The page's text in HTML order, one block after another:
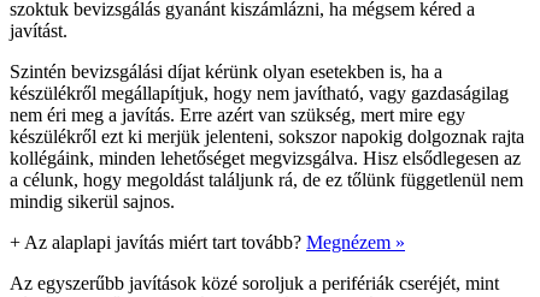
szoktuk bevizsgálás gyanánt kiszámlázni, ha mégsem kéred a
javítást.
Szintén bevizsgálási díjat kérünk olyan esetekben is, ha a
készülékről megállapítjuk, hogy nem javítható, vagy gazdaságilag
nem éri meg a javítás. Erre azért van szükség, mert mire egy
készülékről ezt ki merjük jelenteni, sokszor napokig dolgoznak rajta
kollégáink, minden lehetőséget megvizsgálva. Hisz elsődlegesen az
a célunk, hogy megoldást találjunk rá, de ez tőlünk függetlenül nem
mindig sikerül sajnos.
+ Az alaplapi javítás miért tart tovább? Megnézem »
Az egyszerűbb javítások közé soroljuk a perifériák cseréjét, mint